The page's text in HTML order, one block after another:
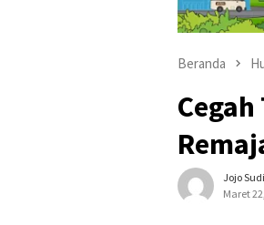
Beranda
Jojo
Maret